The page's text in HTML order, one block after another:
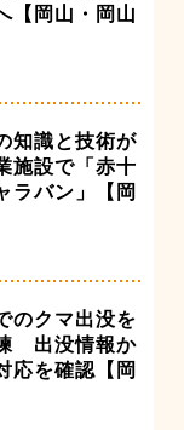
【岡山・岡山
知識と技術が
施設で「赤十
ラバン」【岡
のクマ出没を
出没情報か
応を確認【岡